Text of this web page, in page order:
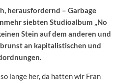
herausfordernd – Garbage
siebten Studioalbum „No
Stein auf dem anderen und
an kapitalistischen und
lange her, da hatten wir Fran